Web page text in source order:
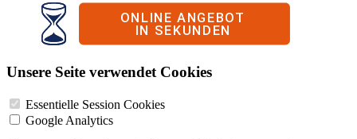
Unsere Seite verwendet Cookies
Essentielle Session Cookies
Google Analytics